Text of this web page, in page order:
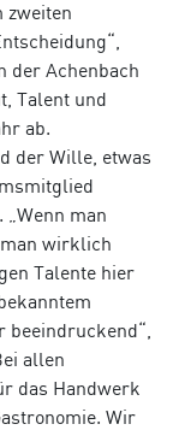
zweiten
der Achenbach
Talent und
ab.
der Wille, etwas
man
wirklich
Talente hier
allen
das Handwerk
Wir